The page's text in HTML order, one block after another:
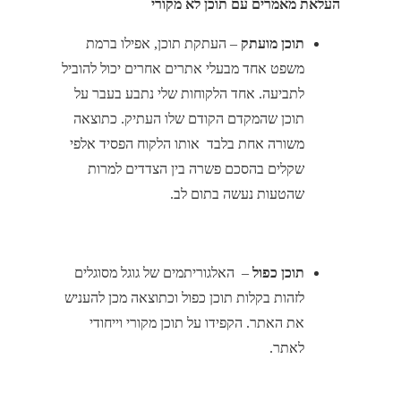
העלאת מאמרים עם תוכן לא מקורי
תוכן מועתק– העתקת תוכן, אפילו ברמת
משפט אחד מבעלי אתרים אחרים יכול להוביל
לתביעה. אחד הלקוחות שלי נתבע בעבר על
תוכן שהמקדם הקודם שלו העתיק. כתוצאה
משורה אחת בלבד אותו הלקוח הפסיד אלפי
שקלים בהסכם פשרה בין הצדדים למרות
שהטעות נעשה בתום לב.
תוכן כפול– האלגוריתמים של גוגל מסוגלים
לזהות בקלות תוכן כפול וכתוצאה מכן להעניש
את האתר. הקפידו על תוכן מקורי וייחודי
לאתר.